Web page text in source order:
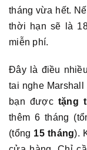
tháng vừa hết.
thời hạn sẽ là
miễn phí.
Đây là điều
tai nghe
bạn được tặng
thêm 6 tháng
(tổng 15 tháng).